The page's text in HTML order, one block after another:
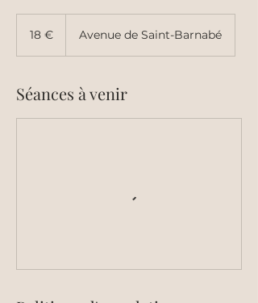
18 € Avenue de Saint-Barnabé
Séances à venir